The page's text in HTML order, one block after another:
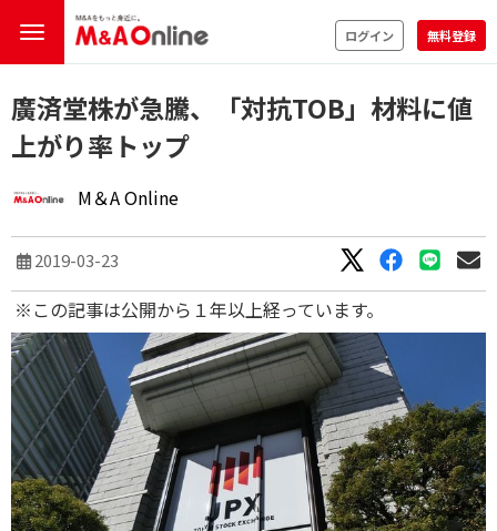
ログイン 無料登録
廣済堂株が急騰、「対抗TOB」材料に値
上がり率トップ
M＆A Online
2019-03-23
※この記事は公開から１年以上経っています。